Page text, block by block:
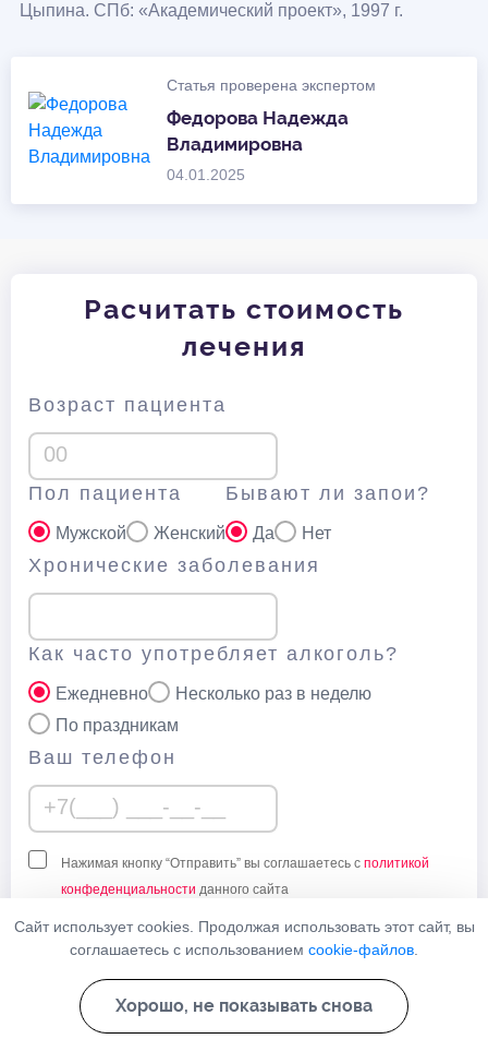
Цыпина. СПб: «Академический проект», 1997 г.
Статья проверена экспертом
Федорова Надежда
Владимировна
04.01.2025
Расчитать стоимость
лечения
Возраст пациента
Пол пациента
Мужской Женский
Бывают ли запои?
Да Нет
Хронические заболевания
Как часто употребляет алкоголь?
Ежедневно
Несколько раз в неделю
По праздникам
Ваш телефон
Нажимая кнопку “Отправить” вы соглашаетесь с политикой
конфеденциальности данного сайта
Узнать стоимость
Сайт использует cookies. Продолжая использовать этот сайт, вы
соглашаетесь с использованием cookie-файлов
Хорошо, не показывать снова